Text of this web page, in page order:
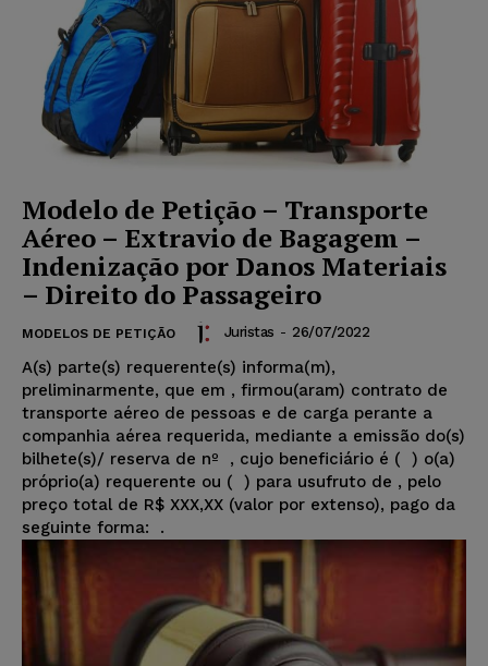
Modelo de Petição – Transporte
Aéreo – Extravio de Bagagem –
Indenização por Danos Materiais
– Direito do Passageiro
MODELOS DE PETIÇÃO Juristas - 26/07/2022
A(s) parte(s) requerente(s) informa(m),
preliminarmente, que em , firmou(aram) contrato de
transporte aéreo de pessoas e de carga perante a
companhia aérea requerida, mediante a emissão do(s)
bilhete(s)/ reserva de nº , cujo beneficiário é ( ) o(a)
próprio(a) requerente ou ( ) para usufruto de , pelo
preço total de R$ XXX,XX (valor por extenso), pago da
seguinte forma: .